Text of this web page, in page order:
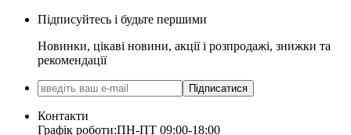
Підписуйтесь і будьте першими
Новинки, цікаві новини, акції і розпродажі, знижки та
рекомендації
Підписатися
Контакти
Графік роботи:ПН-ПТ 09:00-18:00